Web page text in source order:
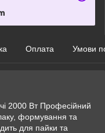
Оплата Умови
2000 Вт Професійний
формування та
для пайки та